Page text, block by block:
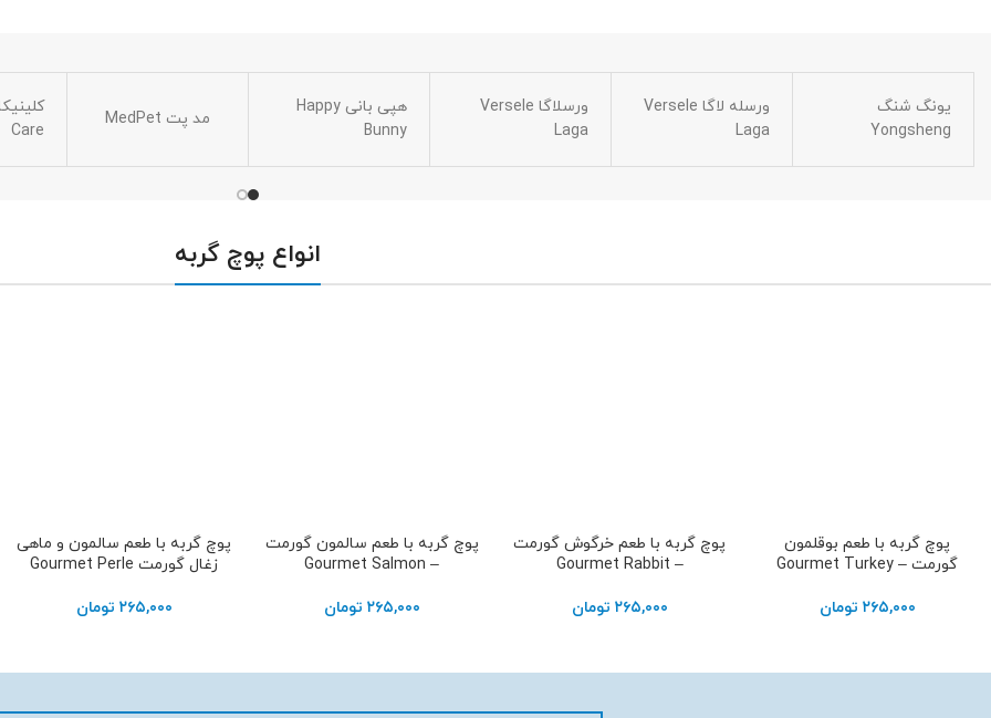
یونگ شنگ
Yongsheng
ورسله لاگا Versele
Laga
ورسلاگا Versele
Laga
هپی بانی Happy
Bunny
مد پت MedPet
Care
انواع پوچ گربه
افزودن به سبد خرید
پوچ گربه با طعم بوقلمون
گورمت – Gourmet Turkey
۲۶۵,۰۰۰ تومان
افزودن به سبد خرید
پوچ گربه با طعم خرگوش گورمت
– Gourmet Rabbit
۲۶۵,۰۰۰ تومان
افزودن به سبد خرید
پوچ گربه با طعم سالمون گورمت
– Gourmet Salmon
۲۶۵,۰۰۰ تومان
افزودن به سبد خرید
پوچ گربه با طعم سالمون و ماهی
زغال گورمت Gourmet Perle
۲۶۵,۰۰۰ تومان